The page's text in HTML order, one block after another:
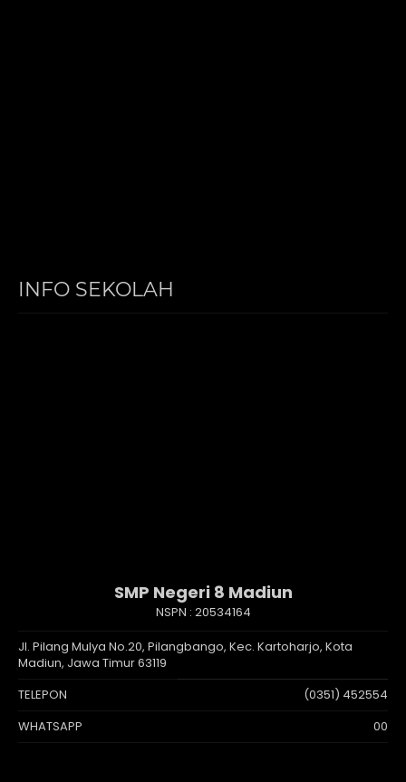
INFO SEKOLAH
SMP Negeri 8 Madiun
NSPN : 20534164
Jl. Pilang Mulya No.20, Pilangbango, Kec. Kartoharjo, Kota
Madiun, Jawa Timur 63119
TELEPON
(0351) 452554
WHATSAPP
00